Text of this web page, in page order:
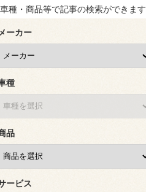
種・商品等で記事の検索ができます
ーカー
種
品
ービス